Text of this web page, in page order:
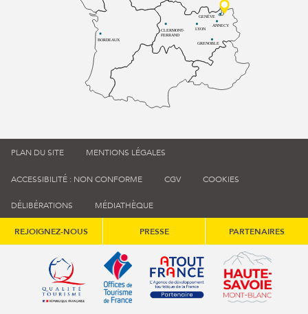
BORDEAUX
CLERMONT-
FERRAND
LYON
ANNECY
GRENOBLE
GENÈVE
PLAN DU SITE MENTIONS LÉGALES
ACCESSIBILITÉ : NON CONFORME CGV COOKIES
DÉLIBÉRATIONS MÉDIATHÈQUE
REJOIGNEZ-NOUS PRESSE PARTENAIRES
Qualité tourisme (s'ouvre dans une nouvelle fenêtre)
Office de tourisme de France (s'ouvre
Atout France (s'ouvre dans